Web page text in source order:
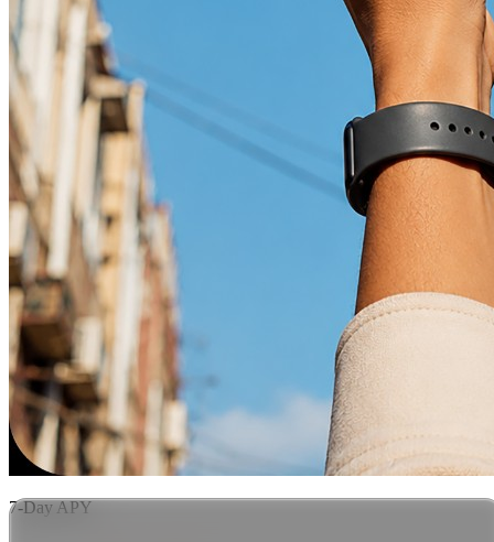
7-Day APY